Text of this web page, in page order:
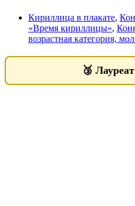
Кириллица в плакате,
«Время кириллицы»,
возрастная категория,
🥉